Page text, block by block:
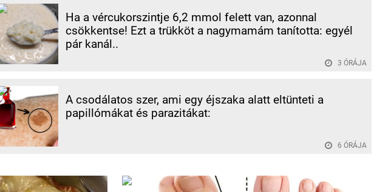
Ha a vércukorszintje 6,2 mmol felett van, azonnal
csökkentse! Ezt a trükköt a nagymamám tanította: egyél
pár kanál..
3 ÓRÁJA
A csodálatos szer, ami egy éjszaka alatt eltünteti a
papillómákat és parazitákat:
6 ÓRÁJA